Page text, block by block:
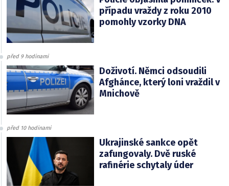
případu vraždy z roku 2010
pomohly vzorky DNA
před 9 hodinami
Doživotí. Němci odsoudili
Afghánce, který loni vraždil v
Mnichově
před 10 hodinami
Ukrajinské sankce opět
zafungovaly. Dvě ruské
rafinérie schytaly úder